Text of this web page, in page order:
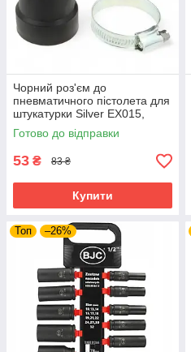
Чорний роз'єм до
пневматичного пістолета для
штукатурки Silver EX015,
фітинг для підключення
повітря
Готово до відправки
53 ₴ 83 ₴
Купити
Топ –26%